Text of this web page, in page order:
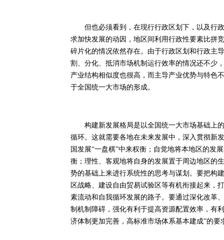
但也必须看到，在现行行政区划下，以及行政
求加快发展的动因，地区间利用行政性要素比拼
碎片化的情况依然存在。由于行政区划和行政主
割、分化、抵消市场机制运行效率的情况还不少
产业结构相似度也很高，而主导产业优势与特色
于全国统一大市场的形成。
构建新发展格局是以全国统一大市场基础上的
循环。这就需要各地在未来发展中，深入贯彻新
国发展“一盘棋”中来权衡；自觉地将本地区的发
衡；理性、客观地将自身的发展置于周边地区的
势的基础上来进行系统性的思考与谋划。要把构
区战略、建设自由贸易试验区等有机衔接起来，
素流动和自我循环发展的路子。要通过深化改革
制机制障碍，强化有利于提高资源配置效率，有
济体制更加完善，高标准市场体系基本建成”的要